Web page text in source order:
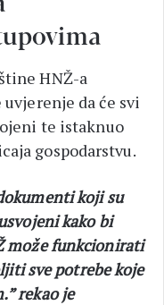
HNŽ-a
da će svi
te istaknuo
gospodarstvu.
koji su
kako bi
može funkcionirati
sve potrebe koje
rekao je